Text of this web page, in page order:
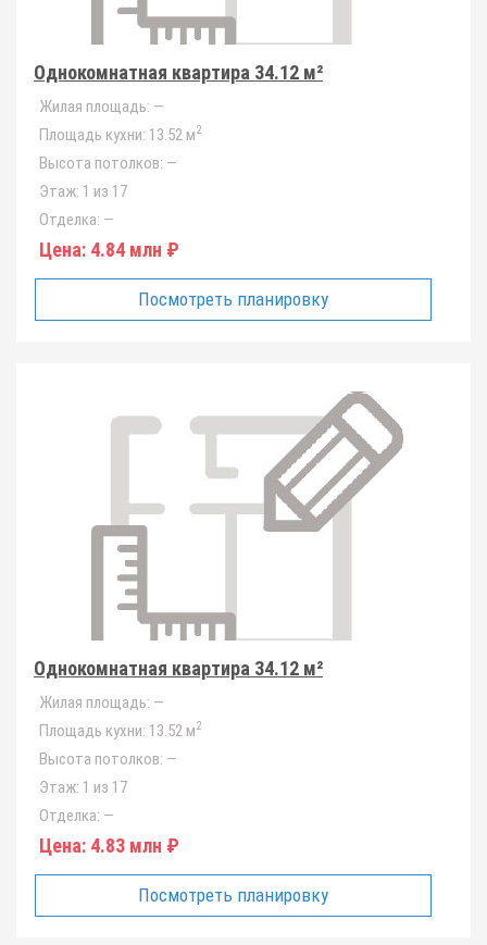
Однокомнатная квартира 34.12 м²
Жилая площадь: —
Площадь кухни: 13.52 м2
Высота потолков: —
Этаж: 1 из 17
Отделка: —
Цена: 4.84 млн ₽
Посмотреть планировку
Однокомнатная квартира 34.12 м²
Жилая площадь: —
Площадь кухни: 13.52 м2
Высота потолков: —
Этаж: 1 из 17
Отделка: —
Цена: 4.83 млн ₽
Посмотреть планировку